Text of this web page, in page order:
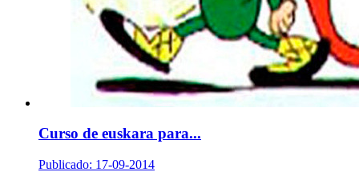
Curso de euskara para...
Publicado: 17-09-2014